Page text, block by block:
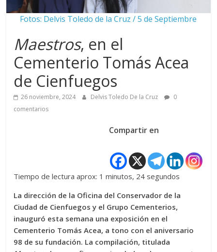
Fotos: Delvis Toledo de la Cruz / 5 de Septiembre
Maestros, en el
Cementerio Tomás Acea
de Cienfuegos
26 noviembre, 2024 Delvis Toledo De la Cruz
0
comentarios
Compartir en
Tiempo de lectura aprox: 1 minutos, 24 segundos
La dirección de la Oficina del Conservador de la
Ciudad de Cienfuegos y el Grupo Cementerios,
inauguró esta semana una exposición en el
Cementerio Tomás Acea, a tono con el aniversario
98 de su fundación. La compilación, titulada